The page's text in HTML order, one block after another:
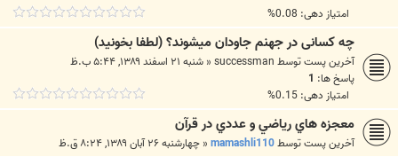
امتیاز دهی: 0.08%
چه کسانی در جهنم جاودان میشوند؟ (لطفا بخونید)
آخرین پست توسطsuccessman
« شنبه ۲۱ اسفند ۱۳۸۹, ۵:۴۴ ب.ظ
پاسخ ها: 1
امتیاز دهی: 0.15%
معجزه هاي رياضي و عددي در قرآن
آخرین پست توسطmamashli110
« چهارشنبه ۲۶ آبان ۱۳۸۹, ۸:۲۴ ق.ظ